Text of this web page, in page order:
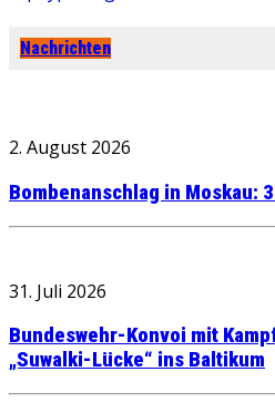
Nachrichten
2. August 2026
Bombenanschlag in Moskau:
31. Juli 2026
Bundeswehr-Konvoi mit
„Suwalki-Lücke“ ins Baltikum